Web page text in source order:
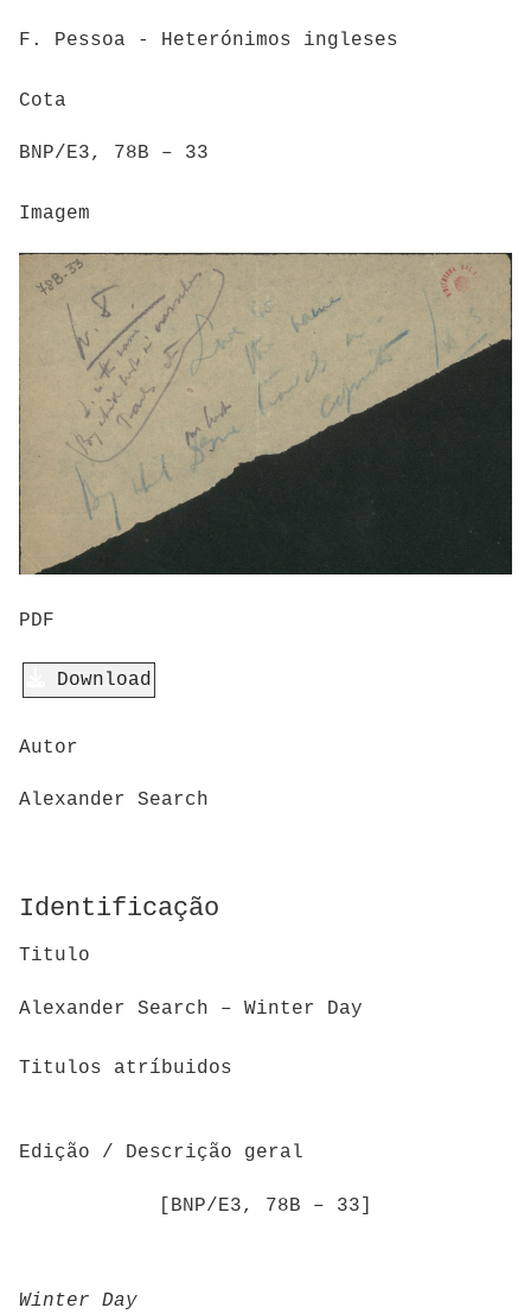
F. Pessoa - Heterónimos ingleses
Cota
BNP/E3, 78B – 33
Imagem
PDF
Download
Autor
Alexander Search
Identificação
Titulo
Alexander Search – Winter Day
Titulos atríbuidos
Edição / Descrição geral
[BNP/E3, 78B – 33]
Winter Day